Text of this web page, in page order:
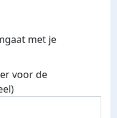
met je
voor de